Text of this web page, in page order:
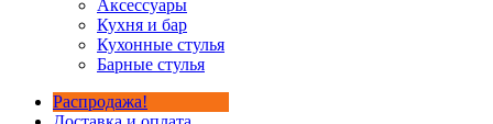
Аксессуары
Кухня и бар
Кухонные стулья
Барные стулья
Распродажа!